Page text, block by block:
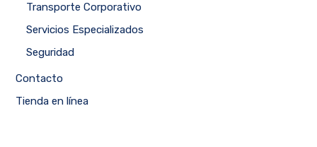
Transporte Corporativo
Servicios Especializados
Seguridad
Contacto
Tienda en línea